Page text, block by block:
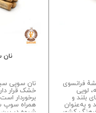
فرانسوی
لویی
بلند و
به‌عنوان
نان سوپی
خشک قرار
برخوردار
همراه سوپ